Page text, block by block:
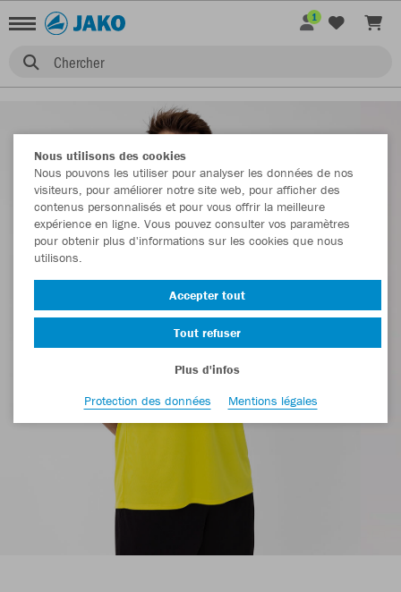
Chercher
1
Nous utilisons des cookies
Nous pouvons les utiliser pour analyser les données de nos
visiteurs, pour améliorer notre site web, pour afficher des
contenus personnalisés et pour vous offrir la meilleure
expérience en ligne. Vous pouvez consulter vos paramètres
pour obtenir plus d'informations sur les cookies que nous
utilisons.
Accepter tout
Tout refuser
Plus d'infos
Protection des données
Mentions légales